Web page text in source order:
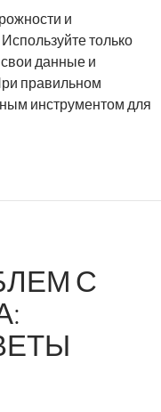
и
только
данные и
правильном
инструментом для
С